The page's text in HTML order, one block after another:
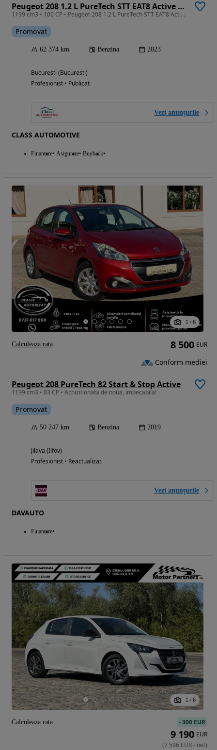
Peugeot 208 1.2 L PureTech STT EAT8 Active Pack
1199 cm3 • 100 CP • Peugeot 208 1.2 L PureTech STT EAT8 Active Pack
Promovat
62 374 km Benzina 2023
Bucuresti (Bucuresti)
Profesionist • Publicat
Vezi anunțurile
CLASS AUTOMOTIVE
Finantare Asigurare Buyback
1 / 6
Peugeot 208 PureTech 82 Start & Stop Active
1199 cm3 • 83 CP • Achizitionata de noua, impecabila!
Promovat
50 247 km Benzina 2019
Jilava (Ilfov)
Profesionist • Reactualizat
Vezi anunțurile
DAVAUTO
Finantare
8 500 EUR
Conform mediei
Calculeaza rata
1 / 6
-300 EUR
9 190 EUR
(7 596 EUR- net)
Calculeaza rata